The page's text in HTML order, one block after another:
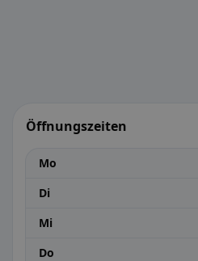
Öffnungszeiten
Mo
Di
Mi
Do